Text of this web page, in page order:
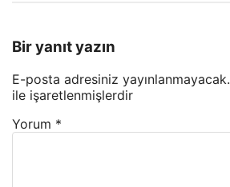
Bir yanıt yazın
E-posta adresiniz yayınlanmayacak.
ile işaretlenmişlerdir
Yorum *